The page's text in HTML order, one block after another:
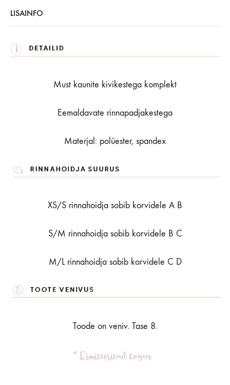
LISAINFO
Must kaunite kivikestega komplekt
Eemaldavate rinnapadjakestega
Materjal: polüester, spandex
XS/S rinnahoidja sobib korvidele A B
S/M rinnahoidja sobib korvidele B C
M/L rinnahoidja sobib korvidele C D
Toode on veniv. Tase 8.